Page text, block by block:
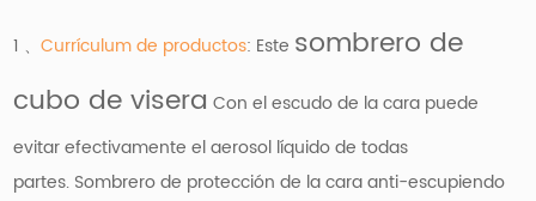
1 、Currículum de productos: Este sombrero de
cubo de visera Con el escudo de la cara puede
evitar efectivamente el aerosol líquido de todas
partes. Sombrero de protección de la cara anti-escupiendo